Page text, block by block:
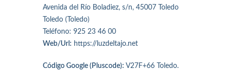
Avenida del Río Boladiez, s/n, 45007 Toledo
Toledo (Toledo)
Teléfono: 925 23 46 00
Web/Url: https://luzdeltajo.net
Código Google (Pluscode): V27F+66 Toledo.